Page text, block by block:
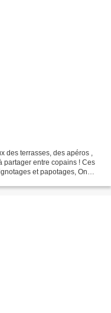
des terrasses, des apéros ,
partager entre copains ! Ces
et papotages, On